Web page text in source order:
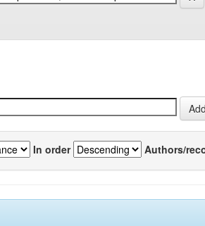
In order Authors/